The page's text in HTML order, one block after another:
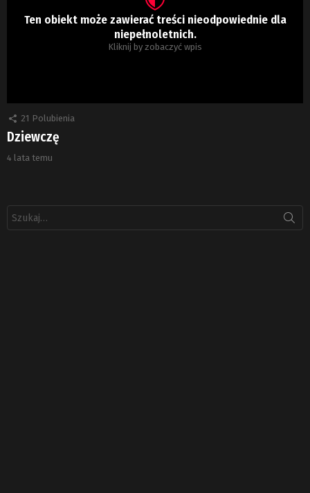
Ten obiekt może zawierać treści nieodpowiednie dla
niepełnoletnich.
Kliknij by zobaczyć wpis
21 Polubienia
Dziewczę
4 lata temu